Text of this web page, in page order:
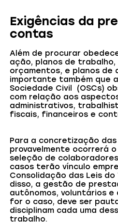
Exigências da
contas
Além de procurar
ação, planos de
orçamentos, e planos de
importante também que
Sociedade Civil (OSCs)
com relação aos
administrativos,
fiscais, financeiros e
Para a concretização
provavelmente ocorrerá
seleção de
casos terão vínculo
Consolidação das Leis do
disso, a gestão de
autônomos, voluntários
for o caso, deve ser
disciplinam cada uma
trabalho.